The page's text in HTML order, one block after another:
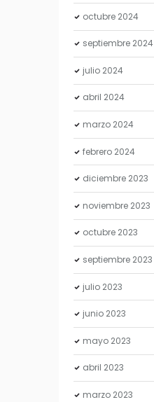
octubre 2024
septiembre 2024
julio 2024
abril 2024
marzo 2024
febrero 2024
diciembre 2023
noviembre 2023
octubre 2023
septiembre 2023
julio 2023
junio 2023
mayo 2023
abril 2023
marzo 2023